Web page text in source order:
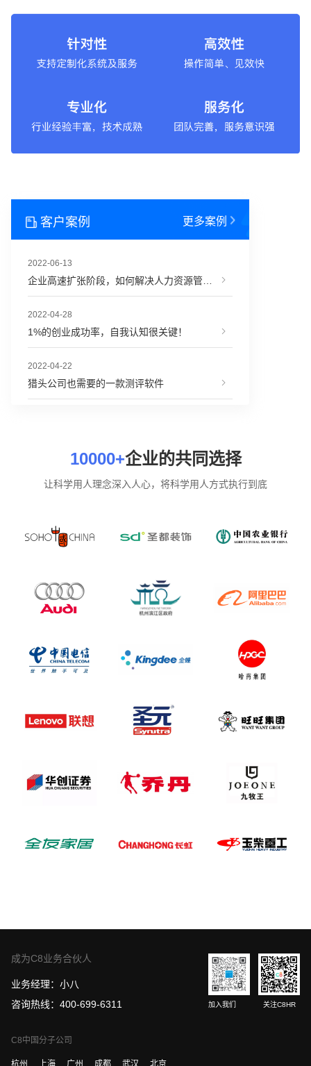
客户案例 更多案例
2022-06-13
2022-04-28
1%的创业成功率，自我认知很关键！
2022-04-22
猎头公司也需要的一款测评软件
10000+企业的共同选择
让科学用人理念深入人心，将科学用人方式执行到底
成为C8业务合伙人
业务经理：小八
咨询热线：400-699-6311
加入我们 关注C8HR
C8中国分子公司
杭州 上海 广州 成都 武汉 北京